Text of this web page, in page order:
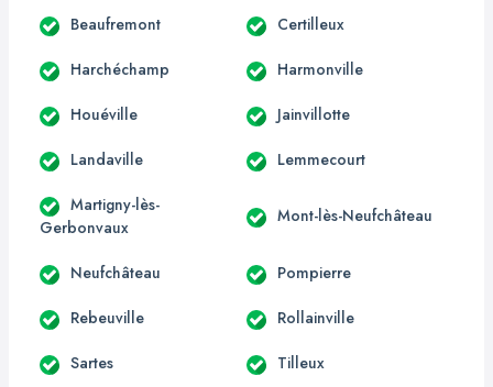
Beaufremont Certilleux
Harchéchamp Harmonville
Houéville Jainvillotte
Landaville Lemmecourt
Martigny-lès-
Gerbonvaux
Mont-lès-Neufchâteau
Neufchâteau Pompierre
Rebeuville Rollainville
Sartes Tilleux